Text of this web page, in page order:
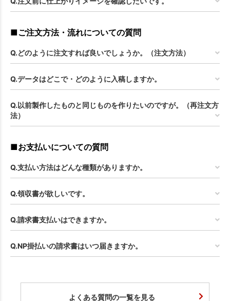
■ご注文方法・流れについての質問
Q.どのように注文すれば良いでしょうか。（注文方法）
Q.データはどこで・どのように入稿しますか。
Q.以前製作したものと同じものを作りたいのですが。（再注文方
法）
■お支払いについての質問
Q.支払い方法はどんな種類がありますか。
Q.領収書が欲しいです。
Q.請求書支払いはできますか。
Q.NP掛払いの請求書はいつ届きますか。
よくある質問の一覧を見る